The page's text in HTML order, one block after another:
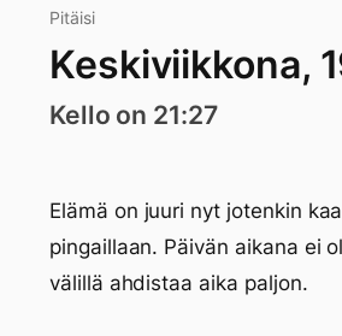
Pitäisi
Keskiviikkona,
Kello on 21:27
Elämä on juuri nyt jotenkin
pingaillaan. Päivän aikana ei
välillä ahdistaa aika paljon.